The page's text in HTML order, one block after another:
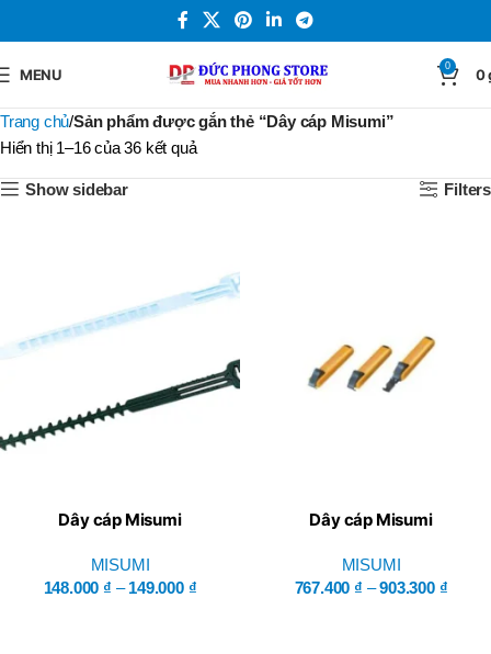
MENU 0 0
Trang chủ Sản phẩm được gắn thẻ “Dây cáp Misumi”
Hiển thị 1–16 của 36 kết quả
Show sidebar Filters
Dây cáp Misumi
MISUMI
148.000 ₫ – 149.000 ₫
Dây cáp Misumi
MISUMI
767.400 ₫ – 903.300 ₫